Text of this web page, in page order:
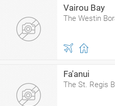
Vairou Bay
The Westin
Fa'anui
The St. Regis